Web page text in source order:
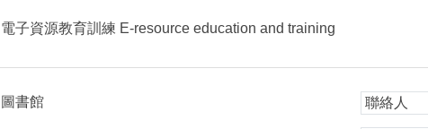
電子資源教育訓練 E-resource education and training
圖書館 聯絡人